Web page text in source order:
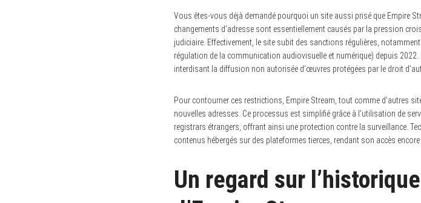
Vous êtes-vous déjà demandé pourquoi un site aussi prisé que Empire
changements d’adresse sont essentiellement causés par la pression
judiciaire. Effectivement, le site subit des sanctions régulières,
régulation de la communication audiovisuelle et numérique) depuis
interdisant la diffusion non autorisée d’œuvres protégées par le droit
Pour contourner ces restrictions, Empire Stream, tout comme d’autres
nouvelles adresses. Ce processus est simplifié grâce à l’utilisation de
registrars étrangers, offrant ainsi une protection contre la surveillance.
contenus hébergés sur des plateformes tierces, rendant son accès
Un regard sur